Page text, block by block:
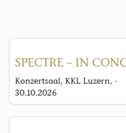
SPECTRE – IN
Konzertsaal, KKL Luzern, ·
30.10.2026